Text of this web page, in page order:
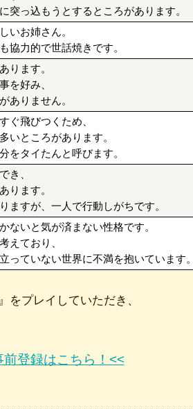
突っ込もうとするところがあります。
いお姉さん。
協力的で世話焼きです。
ります。
を好み、
ありません。
ぐ飛びつくため、
いところがあります。
をタイたんと呼びます。
き、
ります。
ますが、一人で行動しがちです。
ないと気が済まない性格です。
えており、
っていない世界に不満を抱いています。
をプレイしていただき、
前登録はこちら！<<